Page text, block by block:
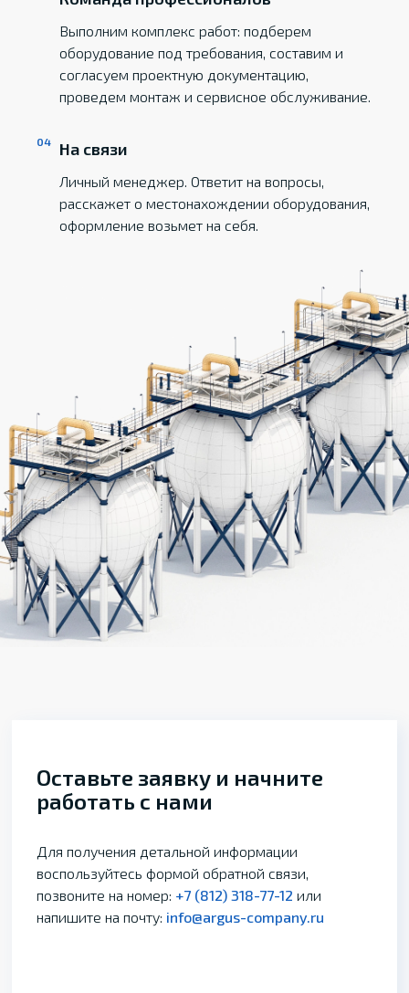
Выполним комплекс работ: подберем
оборудование под требования, составим и
согласуем проектную документацию,
проведем монтаж и сервисное обслуживание.
На связи
Личный менеджер. Ответит на вопросы,
расскажет о местонахождении оборудования,
оформление возьмет на себя.
Оставьте заявку и начните
работать с нами
Для получения детальной информации
воспользуйтесь формой обратной связи,
позвоните на номер: +7 (812) 318-77-12 или
напишите на почту: info@argus-company.ru